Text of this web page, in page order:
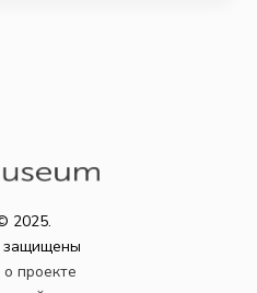
2025.
защищены
проекте